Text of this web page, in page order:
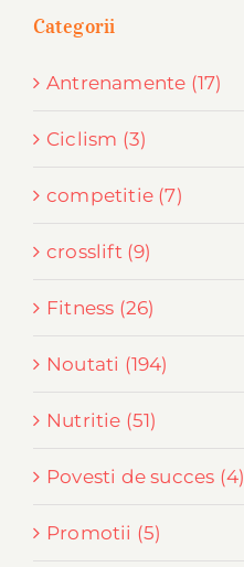
Categorii
Antrenamente (17)
Ciclism (3)
competitie (7)
crosslift (9)
Fitness (26)
Noutati (194)
Nutritie (51)
Povesti de succes (4)
Promotii (5)